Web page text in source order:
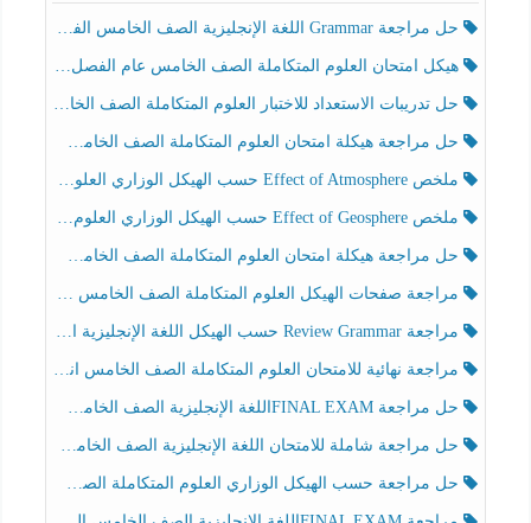
حل مراجعة Grammar اللغة الإنجليزية الصف الخامس الفصل الثالث
هيكل امتحان العلوم المتكاملة الصف الخامس عام الفصل الدراسي الثالث 2025-2026
حل تدريبات الاستعداد للاختبار العلوم المتكاملة الصف الخامس عام الفصل الثالث
حل مراجعة هيكلة امتحان العلوم المتكاملة الصف الخامس انسبير الفصل الثالث
ملخص Effect of Atmosphere حسب الهيكل الوزاري العلوم المتكاملة الصف الخامس انسبير الفصل الثالث
ملخص Effect of Geosphere حسب الهيكل الوزاري العلوم المتكاملة الصف الخامس انسبير الفصل الثالث
حل مراجعة هيكلة امتحان العلوم المتكاملة الصف الخامس عام الفصل الثالث
مراجعة صفحات الهيكل العلوم المتكاملة الصف الخامس انسبير الفصل الثالث
مراجعة Review Grammar حسب الهيكل اللغة الإنجليزية الصف الخامس الفصل الثالث
مراجعة نهائية للامتحان العلوم المتكاملة الصف الخامس انسبير الفصل الثالث
حل مراجعة FINAL EXAMاللغة الإنجليزية الصف الخامس الفصل الثالث
حل مراجعة شاملة للامتحان اللغة الإنجليزية الصف الخامس الفصل الثالث
حل مراجعة حسب الهيكل الوزاري العلوم المتكاملة الصف الخامس عام الفصل الثالث